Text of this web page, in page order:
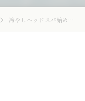
冷やしヘッドスパ始めました！